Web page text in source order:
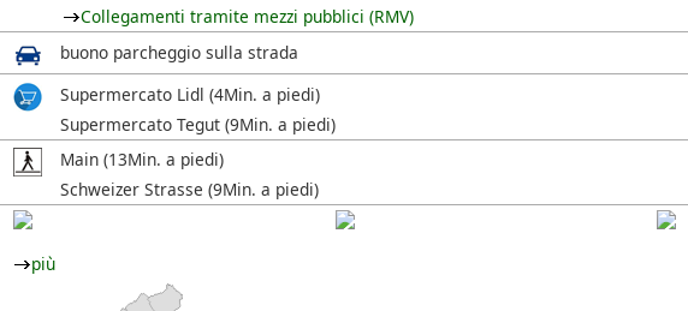
Collegamenti tramite mezzi pubblici (RMV)
buono parcheggio sulla strada
Supermercato Lidl (4Min. a piedi)
Supermercato Tegut (9Min. a piedi)
Main (13Min. a piedi)
Schweizer Strasse (9Min. a piedi)
più